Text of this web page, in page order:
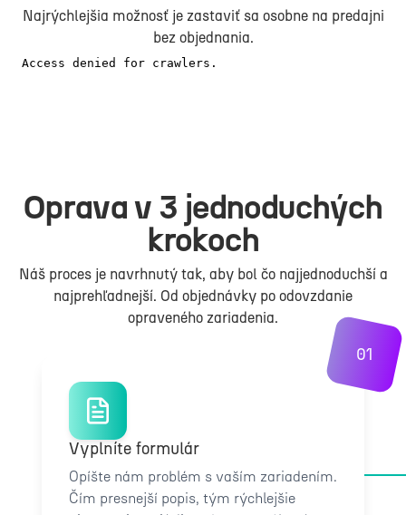
Najrýchlejšia možnosť je zastaviť sa osobne na predajni
bez objednania.
Oprava v 3 jednoduchých
krokoch
Náš proces je navrhnutý tak, aby bol čo najjednoduchší a
najprehľadnejší. Od objednávky po odovzdanie
opraveného zariadenia.
01
Vyplníte formulár
Opíšte nám problém s vaším zariadením.
Čím presnejší popis, tým rýchlejšie